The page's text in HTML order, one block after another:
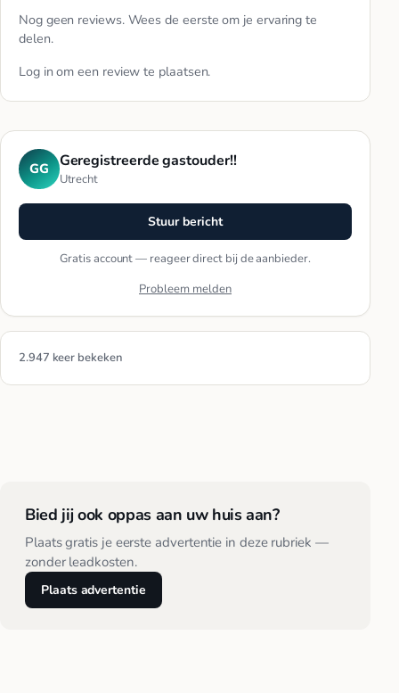
Nog geen reviews. Wees de eerste om je ervaring te
delen.
Log in om een review te plaatsen.
GG Geregistreerde gastouder!!
Utrecht
Stuur bericht
Gratis account — reageer direct bij de aanbieder.
Probleem melden
2.947 keer bekeken
Bied jij ook oppas aan uw huis aan?
Plaats gratis je eerste advertentie in deze rubriek —
zonder leadkosten.
Plaats advertentie